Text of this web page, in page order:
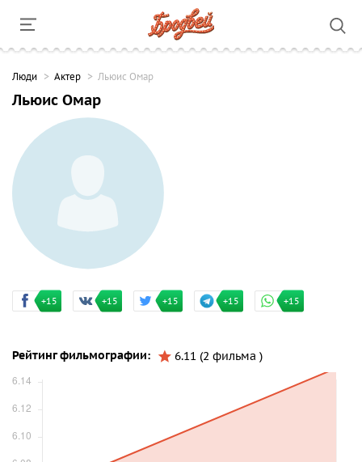
Люди Актер Льюис Омар
Льюис Омар
+15 +15 +15 +15 +15
Рейтинг фильмографии: 6.11 (2 фильма )